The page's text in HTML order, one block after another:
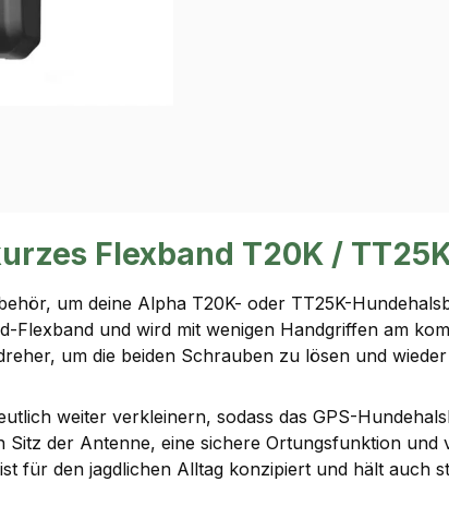
Flexband T20K /
um deine Alpha T20K- oder TT25K-
Flexband und wird mit wenigen Handgriffen am
um die beiden Schrauben zu lösen und
weiter verkleinern, sodass das GPS-
der Antenne, eine sichere Ortungsfunktion und
für den jagdlichen Alltag konzipiert und hält auch